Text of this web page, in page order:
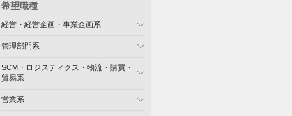
希望職種
経営・経営企画・事業企画系
管理部門系
SCM・ロジスティクス・物流・購買・
貿易系
営業系